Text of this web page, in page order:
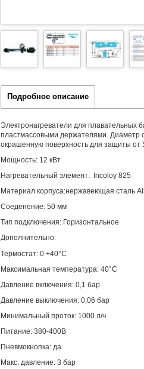
Подробное описание
Электронагреватели для плавательных
пластмассовыми держателями. Диаметр
окрашенную поверхность для защиты
Мощность: 12 кВт
Нагревательный элемент: Incoloy 825
Материал корпуса:нержавеющая сталь
Соеденение: 50 мм
Тип подключения: Горизонтальное
Дополнительно:
Термостат: 0 +40°С
Максимальная температура: 40°С
Давление включения: 0,1 бар
Давление выключения: 0,06 бар
Минимальный проток: 1000 л/ч
Питание: 380-400В
Пневмокнопка: да
Макс. давление: 3 бар